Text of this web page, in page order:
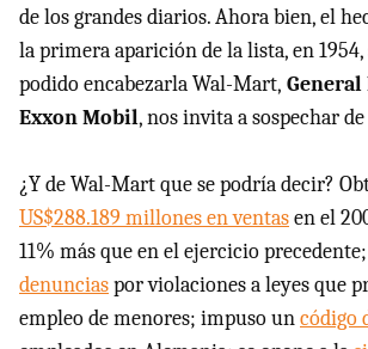
de los grandes diarios. Ahora bien, el
la primera aparición de la lista, en
podido encabezarla Wal-Mart,
Exxon Mobil, nos invita a sospechar
¿Y de Wal-Mart que se podría decir?
US$288.189 millones en ventasen el
11% más que en el ejercicio
denunciaspor violaciones a leyes que
empleo de menores; impuso uncódigo